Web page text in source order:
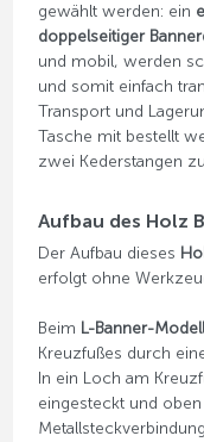
gewählt werden: ein
doppelseitiger
und mobil, werden
und somit einfach
Transport und
Tasche mit bestellt
zwei Kederstangen
Aufbau des Holz
Der Aufbau dieses
erfolgt ohne
Beim L-Banner-Modell
Kreuzfußes durch
In ein Loch am
eingesteckt und